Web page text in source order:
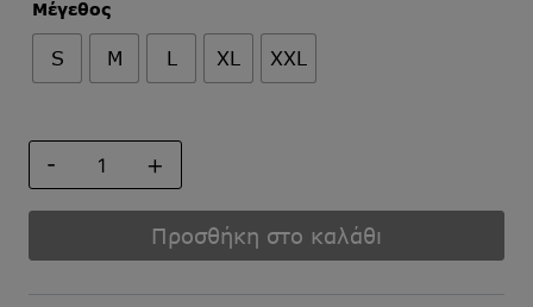
Μέγεθος
S M L XL XXL
ΕΜΠΡΙΜΕ
Προσθήκη στο καλάθι